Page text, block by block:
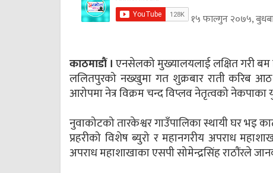
१५ फाल्गुन २०७५,
काठमाडौं ।एनसेलको मुख्यालयलाई लक्षित गरी बम
ललितपुरको नख्खुमा गत शुक्रबार राती करिब
आरोपमा नेत्र विक्रम चन्द विप्लव नेतृत्वको नेकपाका
नुवाकोटको तारकेश्वर गाउँपालिका स्थायी घर
प्रहरीको विशेष ब्युरो र महानगरीय अपराध
अपराध महाशाखाका एसपी सोमेन्द्रसिंह राठौंरले